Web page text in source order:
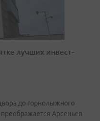
лучших инвест-
до горнолыжного
преображается Арсеньев